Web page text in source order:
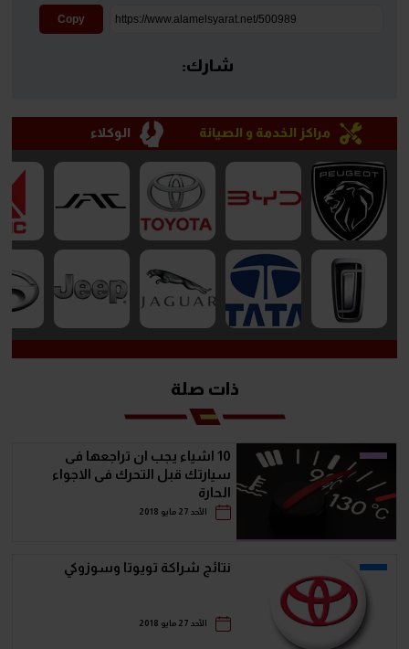
Copy
شارك:
مراكز الخدمة و الصيانة الوكلاء
ذات صلة
10 اشياء يجب ان تراجعها فى
سيارتك قبل التحرك فى الاجواء
الحارة
الأحد 27 مايو 2018
نتائج شراكة تويوتا وسوزوكي
الأحد 27 مايو 2018